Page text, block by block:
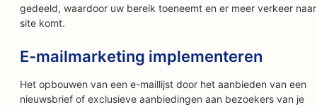
gedeeld, waardoor uw bereik toeneemt en er meer verkeer
site komt.
E-mailmarketing implementeren
Het opbouwen van een e-maillijst door het aanbieden van een
nieuwsbrief of exclusieve aanbiedingen aan bezoekers van je